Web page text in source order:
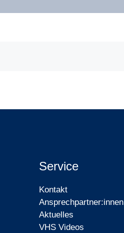
Service
Kontakt
Ansprechpartner:innen
Aktuelles
VHS Videos